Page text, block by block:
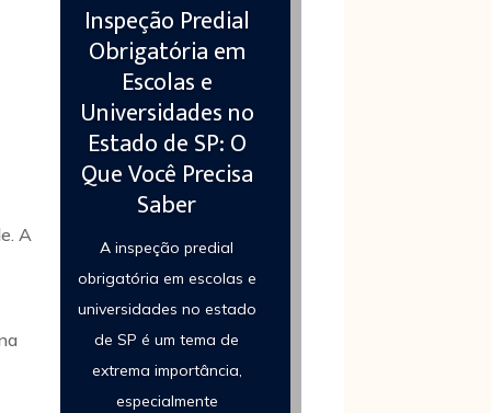
A
Inspeção Predial
Obrigatória em
Escolas e
Universidades no
Estado de SP: O
Que Você Precisa
Saber
A inspeção predial
obrigatória em escolas e
universidades no estado
de SP é um tema de
extrema importância,
especialmente